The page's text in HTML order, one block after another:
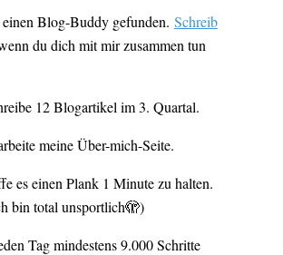
Blog-Buddy gefunden. Schreib
du dich mit mir zusammen tun
12 Blogartikel im 3. Quartal.
meine Über-mich-Seite.
es einen Plank 1 Minute zu halten.
bin total unsportlich🫣)
Tag mindestens 9.000 Schritte